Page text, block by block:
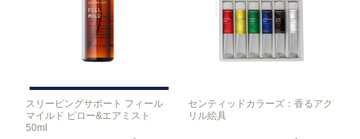
スリーピングサポート フィール
マイルド ピロー&エアミスト
50ml
センティッドカラーズ：香るアク
リル絵具